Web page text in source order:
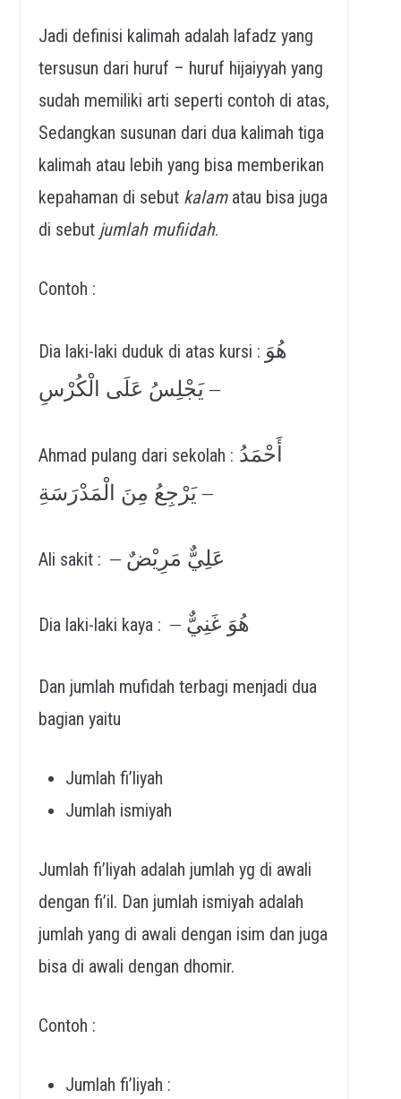
Jadi definisi kalimah adalah lafadz yang
tersusun dari huruf – huruf hijaiyyah yang
sudah memiliki arti seperti contoh di atas,
Sedangkan susunan dari dua kalimah tiga
kalimah atau lebih yang bisa memberikan
kepahaman di sebut kalamatau bisa juga
di sebut jumlah mufiidah.
Contoh :
Dia laki-laki duduk di atas kursi : هُوَ
يَجْلِسُ عَلَى الْكُرْسِ –
Ahmad pulang dari sekolah :
يَرْجِعُ مِنَ الْمَدْرَسَةِ –
Ali sakit : – عَلِيٌّ مَرِيْضٌ
Dia laki-laki kaya : – هُوَ غَنِيٌّ
Dan jumlah mufidah terbagi menjadi dua
bagian yaitu
Jumlah fi’liyah
Jumlah ismiyah
Jumlah fi’liyah adalah jumlah yg di awali
dengan fi’il. Dan jumlah ismiyah adalah
jumlah yang di awali dengan isim dan juga
bisa di awali dengan dhomir.
Contoh :
Jumlah fi’liyah :